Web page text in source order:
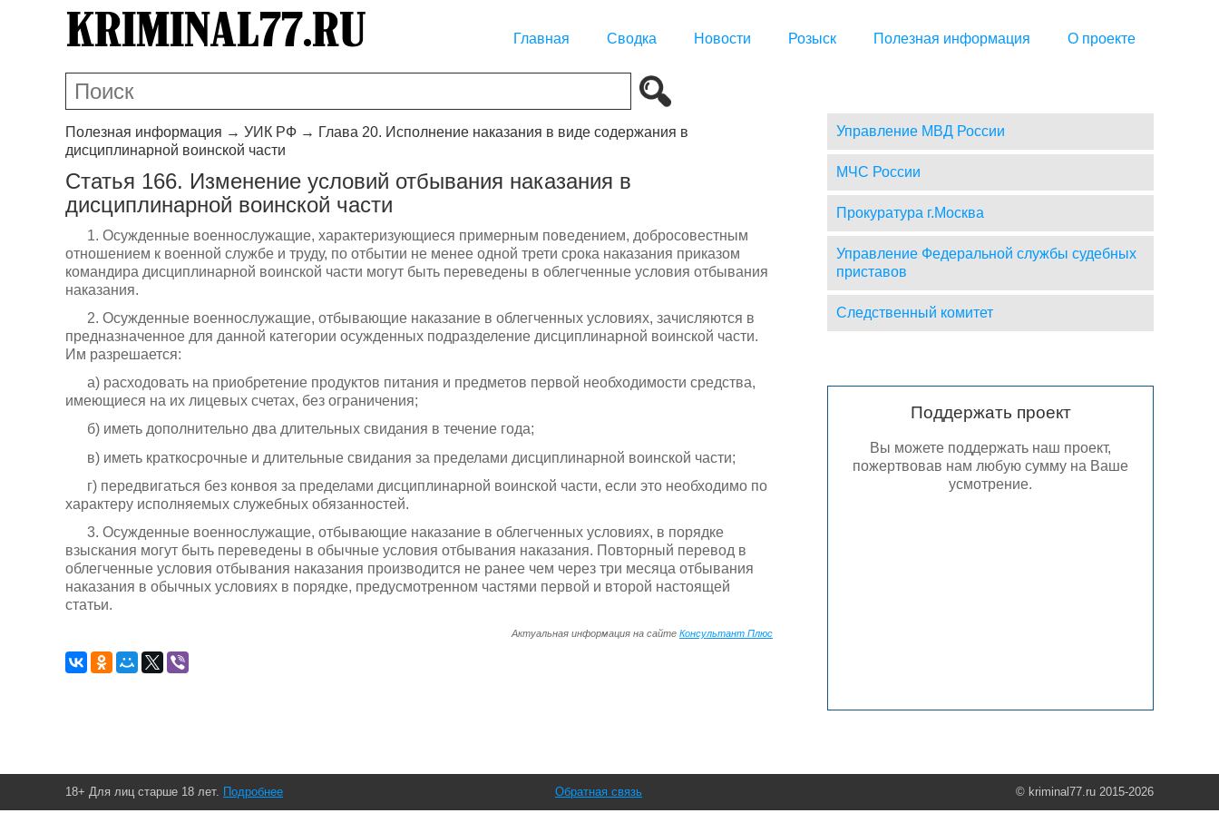
Главная Сводка Новости Розыск Полезная информация О проекте
Полезная информация → УИК РФ → Глава 20. Исполнение наказания в виде содержания в
дисциплинарной воинской части
Статья 166. Изменение условий отбывания наказания в
дисциплинарной воинской части
1. Осужденные военнослужащие, характеризующиеся примерным поведением, добросовестным
отношением к военной службе и труду, по отбытии не менее одной трети срока наказания приказом
командира дисциплинарной воинской части могут быть переведены в облегченные условия отбывания
наказания.
2. Осужденные военнослужащие, отбывающие наказание в облегченных условиях, зачисляются в
предназначенное для данной категории осужденных подразделение дисциплинарной воинской части.
Им разрешается:
а) расходовать на приобретение продуктов питания и предметов первой необходимости средства,
имеющиеся на их лицевых счетах, без ограничения;
б) иметь дополнительно два длительных свидания в течение года;
в) иметь краткосрочные и длительные свидания за пределами дисциплинарной воинской части;
г) передвигаться без конвоя за пределами дисциплинарной воинской части, если это необходимо по
характеру исполняемых служебных обязанностей.
3. Осужденные военнослужащие, отбывающие наказание в облегченных условиях, в порядке
взыскания могут быть переведены в обычные условия отбывания наказания. Повторный перевод в
облегченные условия отбывания наказания производится не ранее чем через три месяца отбывания
наказания в обычных условиях в порядке, предусмотренном частями первой и второй настоящей
статьи.
Актуальная информация на сайте Консультант Плюс
Управление МВД России
МЧС России
Прокуратура г.Москва
Управление Федеральной службы судебных
приставов
Следственный комитет
Поддержать проект
Вы можете поддержать наш проект,
пожертвовав нам любую сумму на Ваше
усмотрение.
18+ Для лиц старше 18 лет. Подробнее © kriminal77.ru 2015-2026
Обратная связь